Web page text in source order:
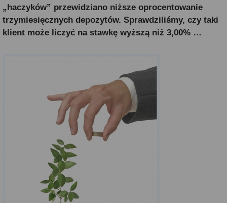
„haczyków” przewidziano niższe oprocentowanie
trzymiesięcznych depozytów. Sprawdziliśmy, czy taki
klient może liczyć na stawkę wyższą niż 3,00% …